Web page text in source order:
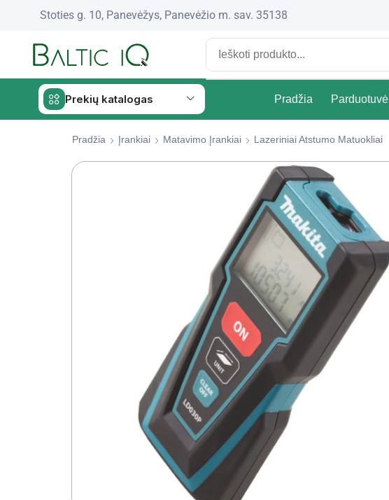
Stoties g. 10, Panevėžys, Panevėžio m. sav. 35138
Prekių katalogas Pradžia Parduotuvė
Pradžia Įrankiai Matavimo Įrankiai Lazeriniai Atstumo Matuokliai